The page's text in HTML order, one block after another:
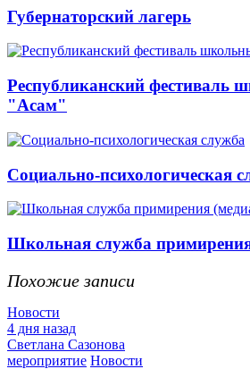
Губернаторский лагерь
Республиканский фестиваль
"Асам"
Социально-психологическая
Школьная служба
Похожие записи
Новости
4 дня назад
Светлана Сазонова
мероприятие Новости